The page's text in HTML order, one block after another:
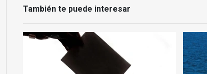
También te puede interesar